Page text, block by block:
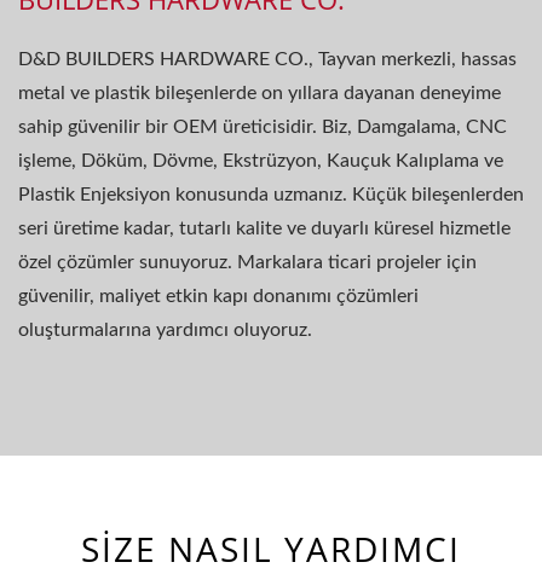
D&D BUILDERS HARDWARE CO., Tayvan merkezli, hassas
metal ve plastik bileşenlerde on yıllara dayanan deneyime
sahip güvenilir bir OEM üreticisidir. Biz, Damgalama, CNC
işleme, Döküm, Dövme, Ekstrüzyon, Kauçuk Kalıplama ve
Plastik Enjeksiyon konusunda uzmanız. Küçük bileşenlerden
seri üretime kadar, tutarlı kalite ve duyarlı küresel hizmetle
özel çözümler sunuyoruz. Markalara ticari projeler için
güvenilir, maliyet etkin kapı donanımı çözümleri
oluşturmalarına yardımcı oluyoruz.
SIZE NASIL YARDIMCI